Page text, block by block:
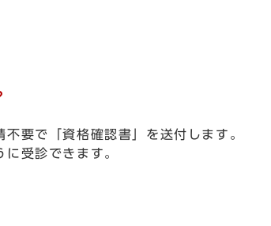
要で「資格確認書」を送付します。
受診できます。